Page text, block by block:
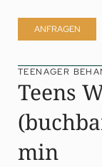
ANFRAGEN
TEENAGER
Teens
min